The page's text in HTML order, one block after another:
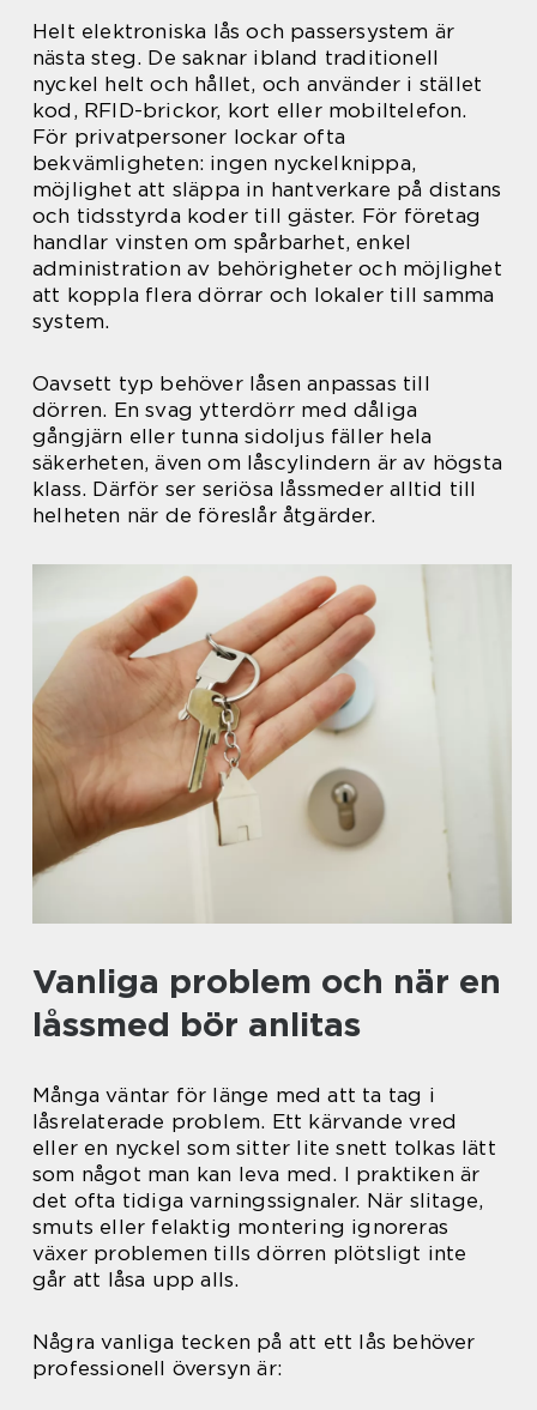
Helt elektroniska lås och passersystem är
nästa steg. De saknar ibland traditionell
nyckel helt och hållet, och använder i stället
kod, RFID-brickor, kort eller mobiltelefon.
För privatpersoner lockar ofta
bekvämligheten: ingen nyckelknippa,
möjlighet att släppa in hantverkare på distans
och tidsstyrda koder till gäster. För företag
handlar vinsten om spårbarhet, enkel
administration av behörigheter och möjlighet
att koppla flera dörrar och lokaler till samma
system.
Oavsett typ behöver låsen anpassas till
dörren. En svag ytterdörr med dåliga
gångjärn eller tunna sidoljus fäller hela
säkerheten, även om låscylindern är av högsta
klass. Därför ser seriösa låssmeder alltid till
helheten när de föreslår åtgärder.
Vanliga problem och när en
låssmed bör anlitas
Många väntar för länge med att ta tag i
låsrelaterade problem. Ett kärvande vred
eller en nyckel som sitter lite snett tolkas lätt
som något man kan leva med. I praktiken är
det ofta tidiga varningssignaler. När slitage,
smuts eller felaktig montering ignoreras
växer problemen tills dörren plötsligt inte
går att låsa upp alls.
Några vanliga tecken på att ett lås behöver
professionell översyn är: